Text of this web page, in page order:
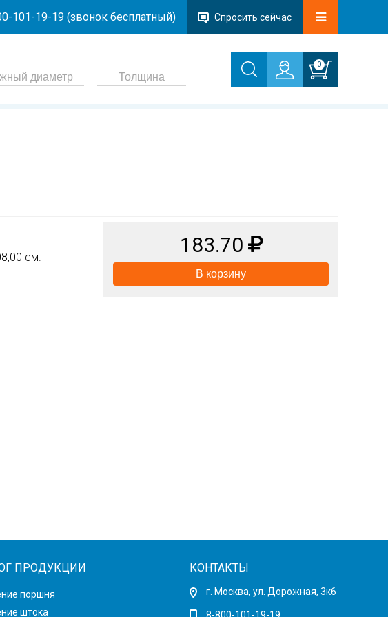
101-19-19 (звонок бесплатный) Спросить сейчас
0
см.
183.70
В корзину
ПРОДУКЦИИ
поршня
штока
КОНТАКТЫ
г. Москва, ул. Дорожная, 3к6